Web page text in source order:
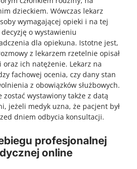
dzieckiem. Wówczas lekarz
wymagającej opieki i na tej
o wystawieniu
dla opiekuna. Istotne jest,
z lekarzem rzetelnie opisał
ich natężenie. Lekarz na
fachowej ocenia, czy dany stan
z obowiązków służbowych.
zostać wystawiony także z datą
jeżeli medyk uzna, że pacjent był
dniem odbycia konsultacji.
profesjonalnej
online